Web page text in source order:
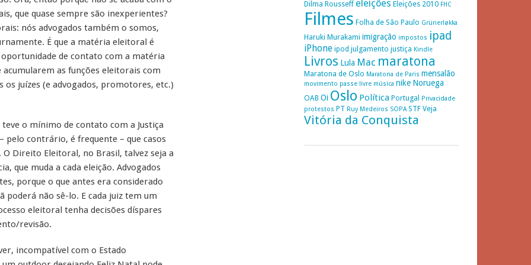
que quase sempre são inexperientes?
nós advogados também o somos,
É que a matéria eleitoral é
de contato com a matéria
as funções eleitorais com
os juízes (e advogados, promotores, etc.)
o mínimo de contato com a Justiça
pelo contrário, é frequente – que casos
Direito Eleitoral, no Brasil, talvez seja a
que muda a cada eleição. Advogados
porque o que antes era considerado
poderá não sê-lo. E cada juiz tem um
eleitoral tenha decisões díspares
revisão.
incompatível com o Estado
Dilma Rousseff eleições Eleições 2010 FHC
Filmes Folha de São Paulo Grünerløkka
Haruki Murakami imigração impostos ipad
iPhone ipod julgamento justiça Kindle
Livros Lula Mac maratona
Maratona de Oslo Maratona de Paris mensalão
movimento passe livre música nike Noruega
OAB Oi Oslo Política Portugal
Privacidade
protestos PT Ruy Medeiros SOPA STF Veja
Vitória da Conquista